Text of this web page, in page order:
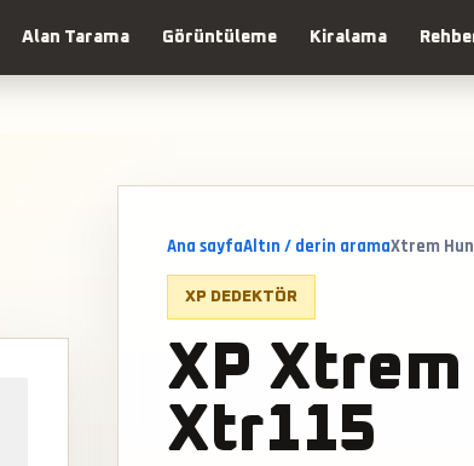
Alan Tarama Görüntüleme Kiralama
Ana sayfaAltın / derin aramaXtrem
XP DEDEKTÖR
XP
Xtr115